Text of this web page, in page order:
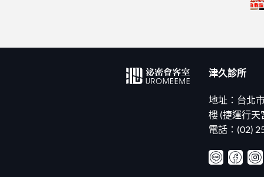
津久診所
地址：台北
樓 (捷運行天
電話：(02)